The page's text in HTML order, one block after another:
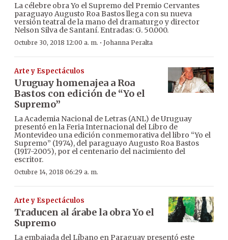
La célebre obra Yo el Supremo del Premio Cervantes
paraguayo Augusto Roa Bastos llega con su nueva
versión teatral de la mano del dramaturgo y director
Nelson Silva de Santaní. Entradas: G. 50.000.
Octubre 30, 2018 12:00 a. m. · Johanna Peralta
Arte y Espectáculos
Uruguay homenajea a Roa
Bastos con edición de “Yo el
Supremo”
La Academia Nacional de Letras (ANL) de Uruguay
presentó en la Feria Internacional del Libro de
Montevideo una edición conmemorativa del libro “Yo el
Supremo” (1974), del paraguayo Augusto Roa Bastos
(1917-2005), por el centenario del nacimiento del
escritor.
Octubre 14, 2018 06:29 a. m.
Arte y Espectáculos
Traducen al árabe la obra Yo el
Supremo
La embajada del Líbano en Paraguay presentó este